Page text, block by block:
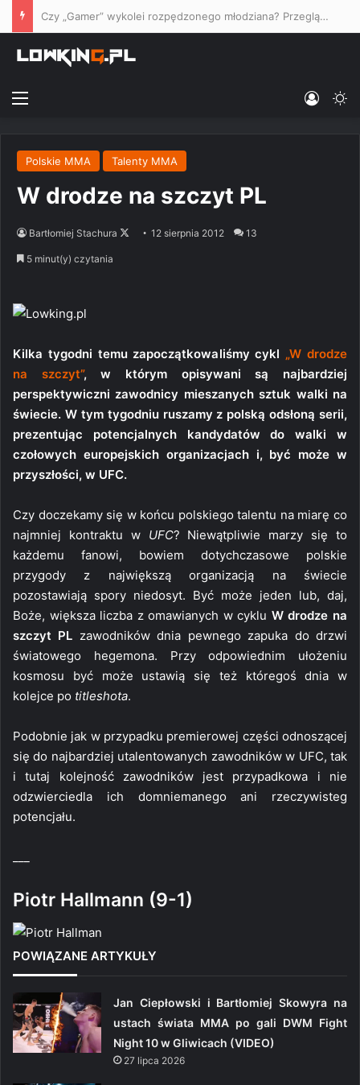
Czy „Gamer” wykolei rozpędzonego młodziana? Przegląd bukmacherski #243 – UFC Vegas: Gamrot vs. Salkilld
Menu Log In
Polskie MMA Talenty MMA
W drodze na szczyt PL
Bartłomiej Stachura
Follow12 sierpnia 2012 13
5 minut(y) czytania
Kilka tygodni temu zapoczątkowaliśmy cykl „W drodze
na szczyt”, w którym opisywani są najbardziej
perspektywiczni zawodnicy mieszanych sztuk walki na
świecie. W tym tygodniu ruszamy z polską odsłoną serii,
prezentując potencjalnych kandydatów do walki w
czołowych europejskich organizacjach i, być może w
przyszłości, w UFC.
Czy doczekamy się w końcu polskiego talentu na miarę co
najmniej kontraktu w UFC? Niewątpliwie marzy się to
każdemu fanowi, bowiem dotychczasowe polskie
przygody z największą organizacją na świecie
pozostawiają spory niedosyt. Być może jeden lub, daj,
Boże, większa liczba z omawianych w cyklu W drodze na
szczyt PL zawodników dnia pewnego zapuka do drzwi
światowego hegemona. Przy odpowiednim ułożeniu
kosmosu być może ustawią się też któregoś dnia w
kolejce po titleshota.
Podobnie jak w przypadku premierowej części odnoszącej
się do najbardziej utalentowanych zawodników w UFC, tak
i tutaj kolejność zawodników jest przypadkowa i nie
odzwierciedla ich domniemanego ani rzeczywisteg
potencjału.
Piotr Hallmann (9-1)
POWIĄZANE ARTYKUŁY
Jan Ciepłowski i Bartłomiej Skowyra na
ustach świata MMA po gali DWM Fight
Night 10 w Gliwicach (VIDEO)
27 lipca 2026